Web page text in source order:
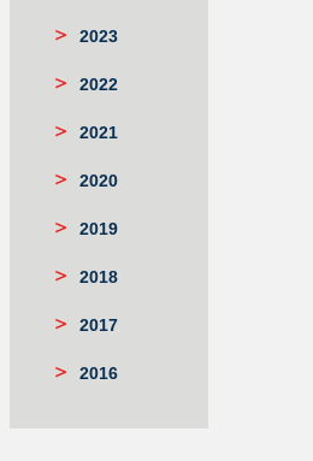
2023
2022
2021
2020
2019
2018
2017
2016